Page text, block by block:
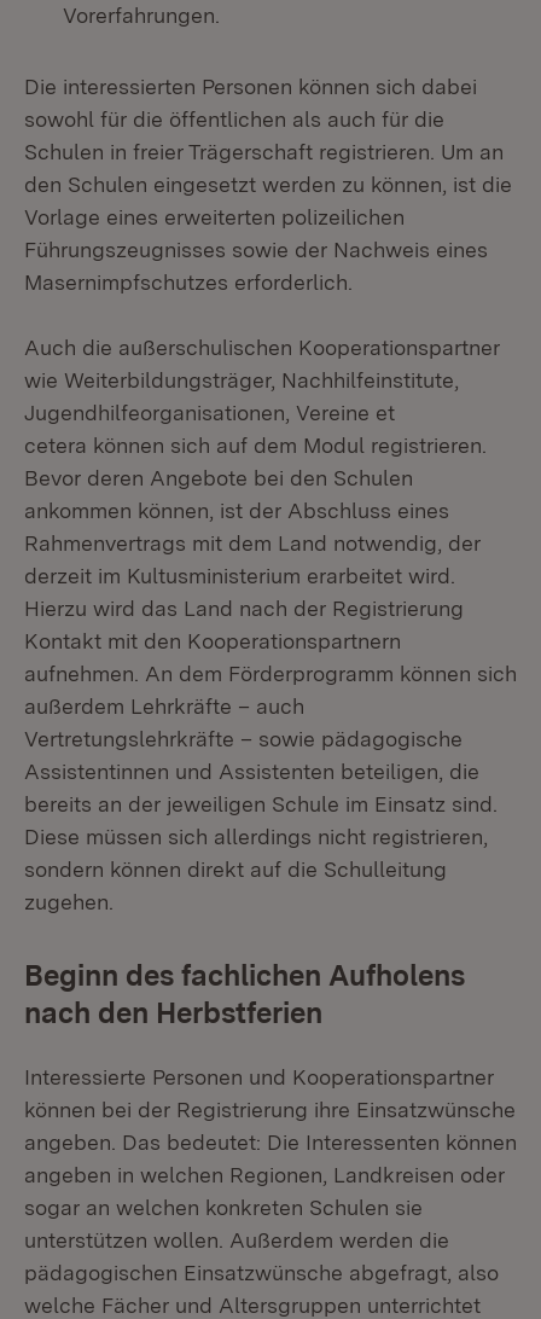
Vorerfahrungen.
Die interessierten Personen können sich dabei
sowohl für die öffentlichen als auch für die
Schulen in freier Trägerschaft registrieren. Um an
den Schulen eingesetzt werden zu können, ist die
Vorlage eines erweiterten polizeilichen
Führungszeugnisses sowie der Nachweis eines
Masernimpfschutzes erforderlich.
Auch die außerschulischen Kooperationspartner
wie Weiterbildungsträger, Nachhilfeinstitute,
Jugendhilfeorganisationen, Vereine et
cetera können sich auf dem Modul registrieren.
Bevor deren Angebote bei den Schulen
ankommen können, ist der Abschluss eines
Rahmenvertrags mit dem Land notwendig, der
derzeit im Kultusministerium erarbeitet wird.
Hierzu wird das Land nach der Registrierung
Kontakt mit den Kooperationspartnern
aufnehmen. An dem Förderprogramm können sich
außerdem Lehrkräfte – auch
Vertretungslehrkräfte – sowie pädagogische
Assistentinnen und Assistenten beteiligen, die
bereits an der jeweiligen Schule im Einsatz sind.
Diese müssen sich allerdings nicht registrieren,
sondern können direkt auf die Schulleitung
zugehen.
Beginn des fachlichen Aufholens
nach den Herbstferien
Interessierte Personen und Kooperationspartner
können bei der Registrierung ihre Einsatzwünsche
angeben. Das bedeutet: Die Interessenten können
angeben in welchen Regionen, Landkreisen oder
sogar an welchen konkreten Schulen sie
unterstützen wollen. Außerdem werden die
pädagogischen Einsatzwünsche abgefragt, also
welche Fächer und Altersgruppen unterrichtet